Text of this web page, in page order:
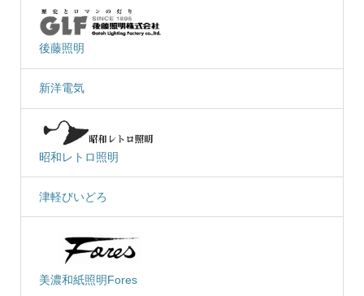
後藤照明
新洋電気
昭和レトロ照明
津軽びいどろ
美濃和紙照明Fores